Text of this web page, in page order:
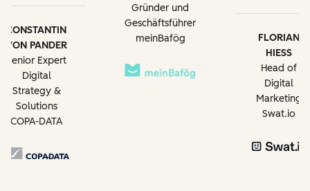
CONSTANTIN
VON PANDER
Senior Expert
Digital
Strategy &
Solutions
COPA-DATA
Gründer und
Geschäftsführer
meinBafög
FLORIAN
HIESS
Head of
Digital
Marketing
Swat.io